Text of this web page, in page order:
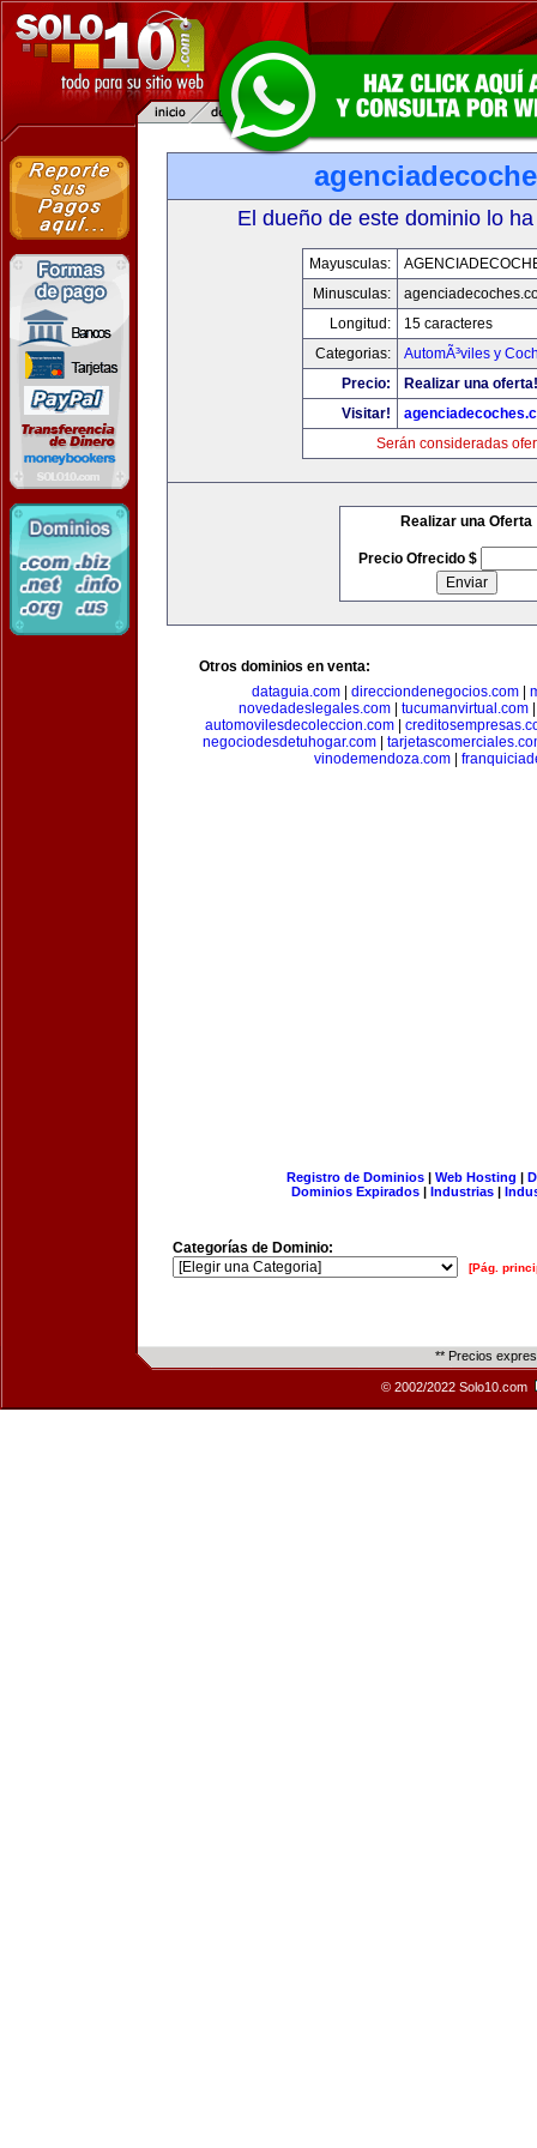
El dueño de este dominio lo
Mayusculas:
Minusculas:
Longitud:
15 caracteres
Categorias:
AutomÃ³viles y
Precio:
Realizar una oferta!
Visitar!
Serán consideradas
Realizar una Oferta
Precio Ofrecido $
Otros dominios en venta:
dataguia.com| direcciondenegocios.com|
novedadeslegales.com
tucumanvirtual.com
automovilesdecoleccion.com
negociodesdetuhogar.com
vinodemendoza.com|
Registro de Dominios| Web Hosting |
Dominios Expirados | Industrias |
Categorías de Dominio:
[Pág.
** Precios
© 2002/2022 Solo10.com